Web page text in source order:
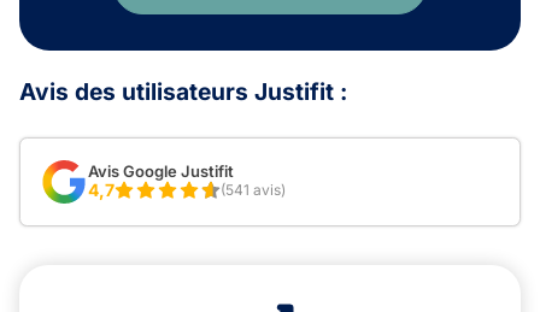
Avis des utilisateurs Justifit :
Avis Google Justifit
4,7 (541 avis)